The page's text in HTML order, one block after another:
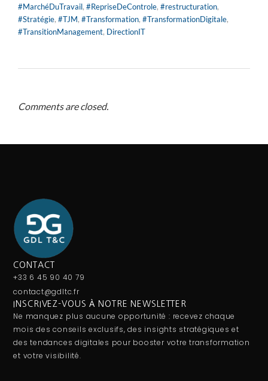
#MarchéDuTravail, #RepriseDeControle, #restructuration,
#Stratégie, #TJM, #Transformation, #TransformationDigitale,
#TransitionManagement, DirectionIT
Comments are closed.
CONTACT
+33 6 45 90 40 79
contact@gdltc.fr
INSCRIVEZ-VOUS À NOTRE NEWSLETTER
Ne manquez plus aucune opportunité : recevez chaque
mois des conseils exclusifs, des insights stratégiques et
des tendances digitales pour booster votre transformation
et votre visibilité.